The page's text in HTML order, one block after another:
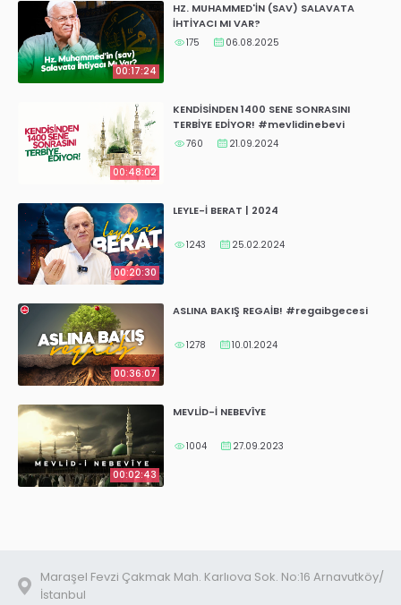
00:17:24
HZ. MUHAMMED'İN (SAV) SALAVATA
İHTİYACI MI VAR?
175 06.08.2025
00:48:02
KENDİSİNDEN 1400 SENE SONRASINI
TERBİYE EDİYOR! #mevlidinebevi
760 21.09.2024
00:20:30
LEYLE-İ BERAT | 2024
1243 25.02.2024
00:36:07
ASLINA BAKIŞ REGAİB! #regaibgecesi
1278 10.01.2024
00:02:43
MEVLİD-İ NEBEVÎYE
1004 27.09.2023
Maraşel Fevzi Çakmak Mah. Karlıova Sok. No:16 Arnavutköy/
İstanbul